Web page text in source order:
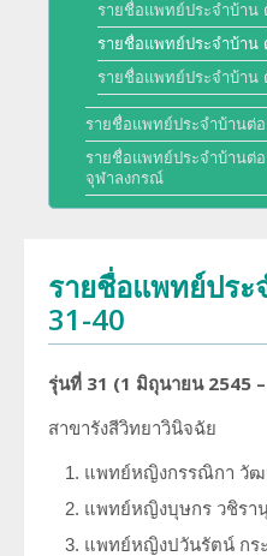
ประวัติหัวหน้าภาควิชา
ความภาคภูมิใจของภาควิชา
โครงสร้างภาควิชา/ฝ่ายรังสีวิทยา
งานด้านประกันคุณภาพ QA และ HA
บุคลากรของภาควิชา/ฝ่ายรังสีวิทยา
ประวัติโรงเรียนรังสีเทคนิค (หลักสู
ประวัตินักรังสีเทคนิค
สาขารังสีวิทยาวินิจฉัย
สาขารังสีรักษาและมะเร็งวิทยา
สาขาเวชศาสตร์นิวเคลียร์
แพทย์ประจำบ้านต่อยอด
แพทย์ประจำบ้าน
กา
งา
ทุนวิจัยและเงินสนับสนุน
จริยธรรมการวิจัย
ผลงา
รายชื่อแพทย์ประจำบ้าน
รายชื่อแพทย์ประจำบ้าน
รายชื่อแพทย์ประจำบ้าน
รายชื่อแพทย์ประจำบ้านต่
รายชื่อแพทย์ประจำบ้านต่
จุฬาลงกรณ์
รายชื่อแพทย์ประ
31-40
รุ่นที่ 31 (1 มิถุนายน 2545
สาขารังสีวิทยาวินิจฉัย
แพทย์หญิงกรรณิกา วั
แพทย์หญิงบุษกร วชิรา
แพทย์หญิงปวันรัตน์ กร